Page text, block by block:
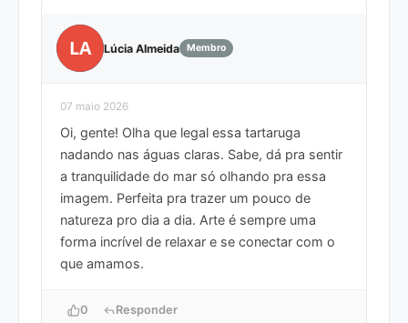
LA Lúcia Almeida Membro
07 maio 2026
Oi, gente! Olha que legal essa tartaruga
nadando nas águas claras. Sabe, dá pra sentir
a tranquilidade do mar só olhando pra essa
imagem. Perfeita pra trazer um pouco de
natureza pro dia a dia. Arte é sempre uma
forma incrível de relaxar e se conectar com o
que amamos.
0 Responder